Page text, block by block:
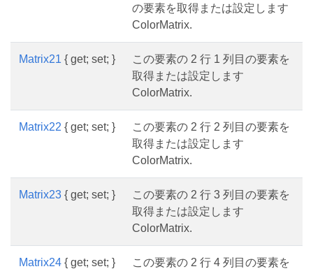
の要素を取得または設定します
ColorMatrix.
Matrix21 { get; set; }
この要素の 2 行 1 列目の要素を
取得または設定します
ColorMatrix.
Matrix22 { get; set; }
この要素の 2 行 2 列目の要素を
取得または設定します
ColorMatrix.
Matrix23 { get; set; }
この要素の 2 行 3 列目の要素を
取得または設定します
ColorMatrix.
Matrix24 { get; set; }
この要素の 2 行 4 列目の要素を